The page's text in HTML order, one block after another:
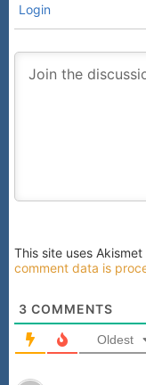
Login
This site uses
comment data is
3 COMMENTS
Oldest